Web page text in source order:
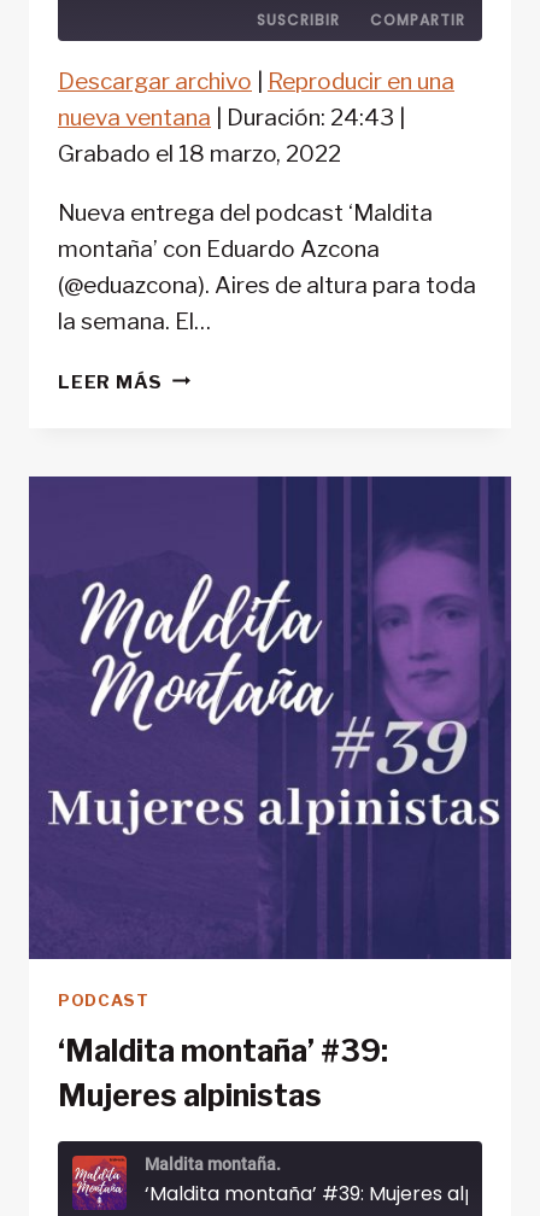
SUSCRIBIR COMPARTIR
FEED RSS
COMPARTIR
ENLACE
Descargar archivo
Reproducir en una
nueva ventana
Duración: 24:43
Grabado el 18 marzo, 2022
Nueva entrega del podcast ‘Maldita
montaña’ con Eduardo Azcona
(@eduazcona). Aires de altura para toda
la semana. El…
LEER MÁS ‘MALDITA
BOLETÍN
DE
PELIGRO
ALUDES
(BPA)
PODCAST
‘Maldita montaña’ #39:
Mujeres alpinistas
Maldita montaña.
‘Maldita montaña’ #39: Mujeres alpinistas